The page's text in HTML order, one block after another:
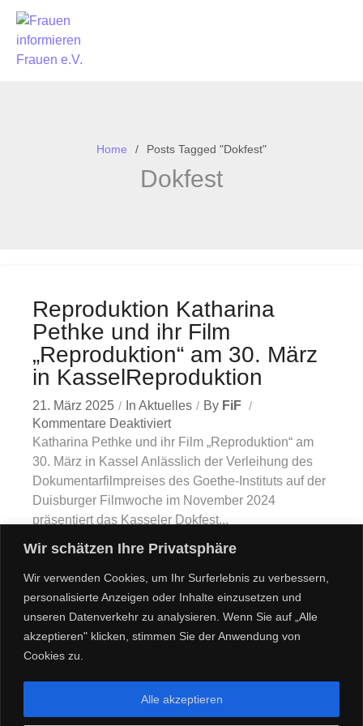
Wir schätzen Ihre Privatsphäre
Wir verwenden Cookies, um Ihr Surferlebnis zu verbessern,
personalisierte Anzeigen oder Inhalte einzusetzen und
unseren Datenverkehr zu analysieren. Wenn Sie auf „Alle
akzeptieren" klicken, stimmen Sie der Anwendung von
Cookies zu.
Alle akzeptieren
Home Posts Tagged "Dokfest"
Dokfest
Reproduktion Katharina
Pethke und ihr Film
„Reproduktion“ am 30. März
in KasselReproduktion
21. März 2025 In Aktuelles By FiF
Kommentare Deaktiviert
Katharina Pethke und ihr Film „Reproduktion“ am
30. März in Kassel Anlässlich der Verleihung des
Dokumentarfilmpreises des Goethe-Instituts auf der
Duisburger Filmwoche im November 2024
präsentiert das Kasseler Dokfest...